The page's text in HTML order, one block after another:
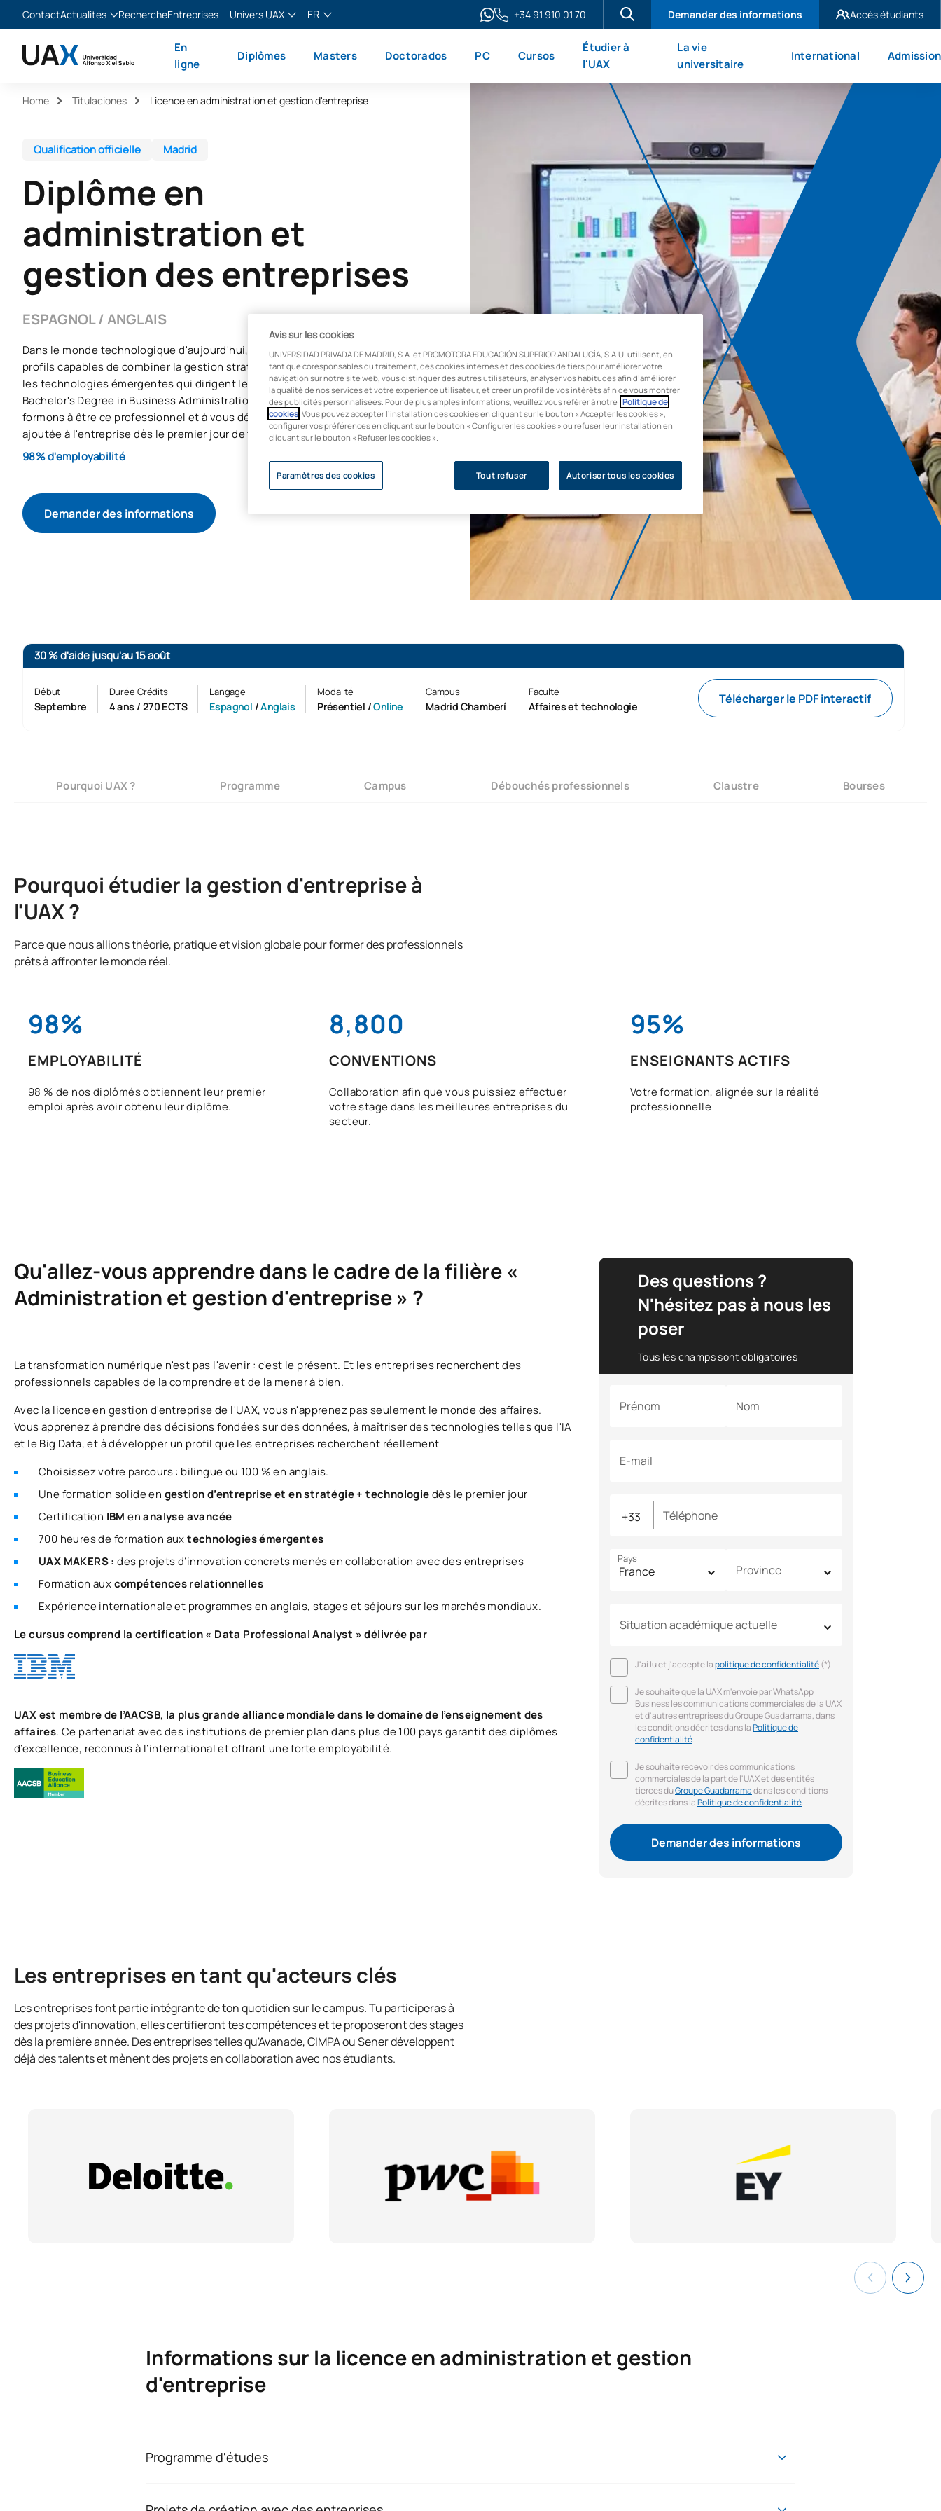
ContactActualités
Actualités
RechercheEntreprises
Univers UAX
FR
English
Italiano
+34 91 910 01 70 Demander des informations
Accès étudiants
UAX Mare Nostrum
En
ligne
Diplômes Masters Doctorados PC Cursos
Étudier à
l'UAX
La vie
universitaire
International Admission
Home Titulaciones Licence en administration et gestion d'entreprise
Qualification officielle Madrid
Diplôme en
administration et
gestion des entreprises
ESPAGNOL / ANGLAIS
Dans le monde technologique d'aujourd'hui, les entreprises ont besoin de
profils capables de combiner la gestion stratégique et l'analyse avancée avec
les technologies émergentes qui dirigent leurs activités. À l'UAX, avec le
Bachelor's Degree in Business Administration and Management, nous vous
formons à être ce professionnel et à vous démarquer en apportant une valeur
ajoutée à l'entreprise dès le premier jour de travail.
98% d'employabilité
Demander des informations
30 % d'aide jusqu'au 15 août
Début
Septembre
Durée Crédits
4 ans / 270 ECTS
Langage
Espagnol /Anglais
Modalité
Présentiel /Online
Campus
Madrid Chamberí
Faculté
Affaires et technologie
Télécharger le PDF interactif
Pourquoi UAX ? Programme Campus Débouchés professionnels Claustre Bourses
Pourquoi étudier la gestion d'entreprise à
l'UAX ?
Parce que nous allions théorie, pratique et vision globale pour former des professionnels
prêts à affronter le monde réel.
98%
EMPLOYABILITÉ
98 % de nos diplômés obtiennent leur premier
emploi après avoir obtenu leur diplôme.
8,800
CONVENTIONS
Collaboration afin que vous puissiez effectuer
votre stage dans les meilleures entreprises du
secteur.
95%
ENSEIGNANTS ACTIFS
Votre formation, alignée sur la réalité
professionnelle
Qu'allez-vous apprendre dans le cadre de la filière «
Administration et gestion d'entreprise » ?
La transformation numérique n'est pas l'avenir : c'est le présent. Et les entreprises recherchent des
professionnels capables de la comprendre et de la mener à bien.
Avec la licence en gestion d'entreprise de l'UAX, vous n'apprenez pas seulement le monde des affaires.
Vous apprenez à prendre des décisions fondées sur des données, à maîtriser des technologies telles que l'IA
et le Big Data, et à développer un profil que les entreprises recherchent réellement
Choisissez votre parcours : bilingue ou 100 % en anglais.
Une formation solide en gestion d’entreprise et en stratégie + technologiedès le premier jour
Certification IBMenanalyse avancée
700 heures de formation auxtechnologies émergentes
UAX MAKERS :des projets d’innovation concrets menés en collaboration avec des entreprises
Formation auxcompétences relationnelles
Expérience internationale et programmes en anglais, stages et séjours sur les marchés mondiaux.
Le cursus comprend la certification « Data Professional Analyst » délivrée par
UAX est membre de l’AACSB, la plus grande alliance mondiale dans le domaine de l’enseignement des
affaires. Ce partenariat avec des institutions de premier plan dans plus de 100 pays garantit des diplômes
d’excellence, reconnus à l’international et offrant une forte employabilité.
Des questions ?
N'hésitez pas à nous les
poser
Tous les champs sont obligatoires
Prénom Nom
E-mail
Téléphone
Pays
Province
Situation académique actuelle
J'ai lu et j'accepte lapolitique de confidentialité(*)
Je souhaite que la UAX m'envoie par WhatsApp
Business les communications commerciales de la UAX
et d'autres entreprises du Groupe Guadarrama, dans
les conditions décrites dans laPolitique de
confidentialité.
Je souhaite recevoir des communications
commerciales de la part de l'UAX et des entités
tierces duGroupe Guadarramadans les conditions
décrites dans laPolitique de confidentialité.
Demander des informations
Les entreprises en tant qu'acteurs clés
Les entreprises font partie intégrante de ton quotidien sur le campus. Tu participeras à
des projets d'innovation, elles certifieront tes compétences et te proposeront des stages
dès la première année. Des entreprises telles qu'Avanade, CIMPA ou Sener développent
déjà des talents et mènent des projets en collaboration avec nos étudiants.
Informations sur la licence en administration et gestion
d'entreprise
Programme d'études
Avis sur les cookies
UNIVERSIDAD PRIVADA DE MADRID, S.A. et PROMOTORA EDUCACIÓN SUPERIOR ANDALUCÍA, S.A.U. utilisent, en
tant que coresponsables du traitement, des cookies internes et des cookies de tiers pour améliorer votre
navigation sur notre site web, vous distinguer des autres utilisateurs, analyser vos habitudes afin d’améliorer
la qualité de nos services et votre expérience utilisateur, et créer un profil de vos intérêts afin de vous montrer
des publicités personnalisées. Pour de plus amples informations, veuillez vous référer à notre Politique de
cookies . Vous pouvez accepter l’installation des cookies en cliquant sur le bouton « Accepter les cookies »,
configurer vos préférences en cliquant sur le bouton « Configurer les cookies » ou refuser leur installation en
cliquant sur le bouton « Refuser les cookies ».
Tout refuser Autoriser tous les cookies
Paramètres des cookies